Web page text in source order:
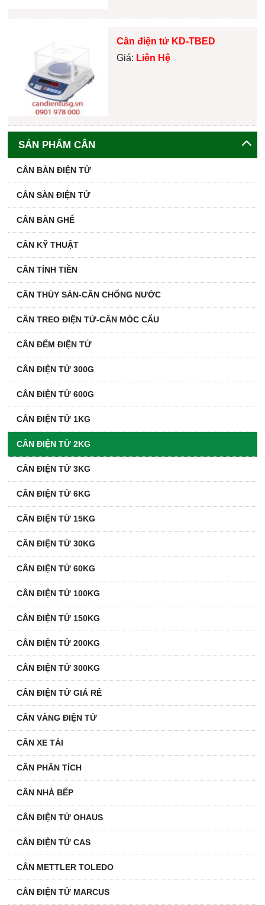
Cân điện tử KD-TBED
Giá: Liên Hệ
SẢN PHẨM CÂN
CÂN BÀN ĐIỆN TỬ
CÂN SÀN ĐIỆN TỬ
CÂN BÀN GHẾ
CÂN KỸ THUẬT
CÂN TÍNH TIỀN
CÂN THỦY SẢN-CÂN CHỐNG NƯỚC
CÂN TREO ĐIỆN TỬ-CÂN MÓC CẨU
CÂN ĐẾM ĐIỆN TỬ
CÂN ĐIỆN TỬ 300G
CÂN ĐIỆN TỬ 600G
CÂN ĐIỆN TỬ 1KG
CÂN ĐIỆN TỬ 2KG
CÂN ĐIỆN TỬ 3KG
CÂN ĐIỆN TỬ 6KG
CÂN ĐIỆN TỬ 15KG
CÂN ĐIỆN TỬ 30KG
CÂN ĐIỆN TỬ 60KG
CÂN ĐIỆN TỬ 100KG
CÂN ĐIỆN TỬ 150KG
CÂN ĐIỆN TỬ 200KG
CÂN ĐIỆN TỬ 300KG
CÂN ĐIỆN TỬ GIÁ RẺ
CÂN VÀNG ĐIỆN TỬ
CÂN XE TẢI
CÂN PHÂN TÍCH
CÂN NHÀ BẾP
CÂN ĐIỆN TỬ OHAUS
CÂN ĐIỆN TỬ CAS
CÂN METTLER TOLEDO
CÂN ĐIỆN TỬ MARCUS